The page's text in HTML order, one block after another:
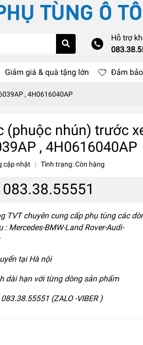
Hỗ trợ
Giảm giá & quà tặng lớn Đảm
, 4H0616040AP
(phuộc nhún) trước
, 4H0616040AP
cập nhật | Tình trạng:Còn hàng
083.38.55551
TVT chuyên cung cấp phụ tùng các
: Mercedes-BMW-Land Rover-Audi-
tại Hà nội
dài hạn với từng dòng sản phẩm
(ZALO -VIBER )